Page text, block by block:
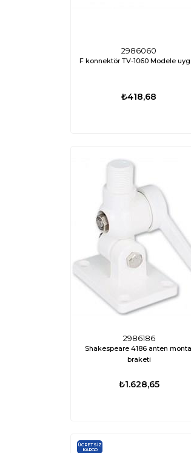
2986060
F konnektör TV-1060 Modele
₺418,68
2986186
Shakespeare 4186 anten
braketi
₺1.628,65
ÜCRETSIZ
KARGO